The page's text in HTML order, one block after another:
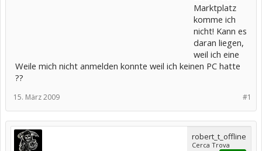
Marktplatz
komme ich
nicht! Kann es
daran liegen,
weil ich eine
Weile mich nicht anmelden konnte weil ich keinen PC hatte
??
#1
15. März 2009
robert_t_offline
Cerca Trova